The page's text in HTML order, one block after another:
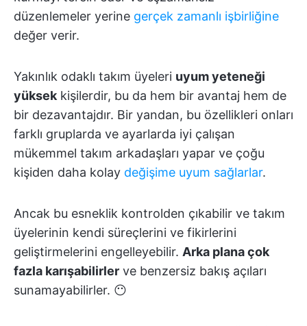
düzenlemeler yerine gerçek zamanlı işbirliğine
değer verir.
Yakınlık odaklı takım üyeleri uyum yeteneği
yüksek kişilerdir, bu da hem bir avantaj hem de
bir dezavantajdır. Bir yandan, bu özellikleri onları
farklı gruplarda ve ayarlarda iyi çalışan
mükemmel takım arkadaşları yapar ve çoğu
kişiden daha kolay değişime uyum sağlarlar.
Ancak bu esneklik kontrolden çıkabilir ve takım
üyelerinin kendi süreçlerini ve fikirlerini
geliştirmelerini engelleyebilir. Arka plana çok
fazla karışabilirler ve benzersiz bakış açıları
sunamayabilirler. 😶